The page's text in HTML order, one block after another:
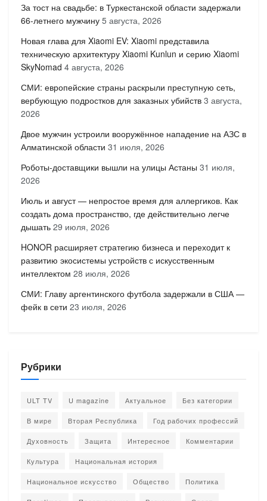
За тост на свадьбе: в Туркестанской области задержали
66-летнего мужчину 5 августа, 2026
Новая глава для Xiaomi EV: Xiaomi представила
техническую архитектуру Xiaomi Kunlun и серию Xiaomi
SkyNomad 4 августа, 2026
СМИ: европейские страны раскрыли преступную сеть,
вербующую подростков для заказных убийств 3 августа,
2026
Двое мужчин устроили вооружённое нападение на АЗС в
Алматинской области 31 июля, 2026
Роботы-доставщики вышли на улицы Астаны 31 июля,
2026
Июль и август — непростое время для аллергиков. Как
создать дома пространство, где действительно легче
дышать 29 июля, 2026
HONOR расширяет стратегию бизнеса и переходит к
развитию экосистемы устройств с искусственным
интеллектом 28 июля, 2026
СМИ: Главу аргентинского футбола задержали в США —
фейк в сети 23 июля, 2026
Рубрики
ULT TV U magazine Актуальное Без категории
В мире Вторая Республика Год рабочих профессий
Духовность Защита Интересное Комментарии
Культура Национальная история
Национальное искусство Общество Политика